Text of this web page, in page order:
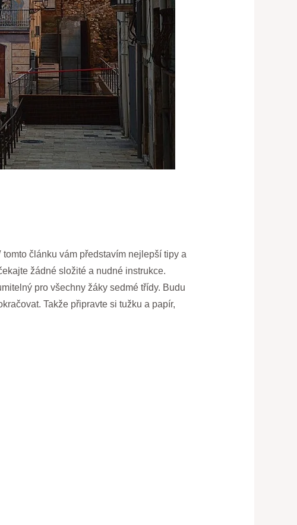
článku vám představím nejlepší tipy a
žádné složité a nudné instrukce.
pro všechny žáky sedmé třídy. Budu
Takže připravte si tužku a papír,